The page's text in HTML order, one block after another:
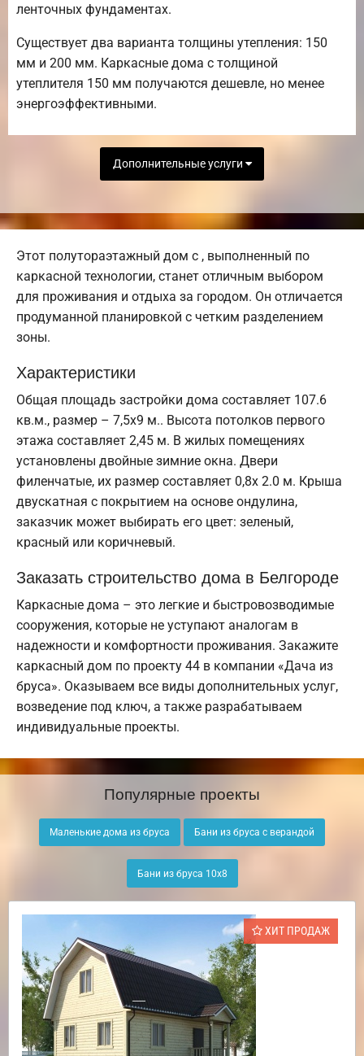
ленточных фундаментах.
Существует два варианта толщины утепления: 150
мм и 200 мм. Каркасные дома с толщиной
утеплителя 150 мм получаются дешевле, но менее
энергоэффективными.
Дополнительные услуги
Этот полутораэтажный дом с , выполненный по
каркасной технологии, станет отличным выбором
для проживания и отдыха за городом. Он отличается
продуманной планировкой с четким разделением
зоны.
Характеристики
Общая площадь застройки дома составляет 107.6
кв.м., размер – 7,5х9 м.. Высота потолков первого
этажа составляет 2,45 м. В жилых помещениях
установлены двойные зимние окна. Двери
филенчатые, их размер составляет 0,8x 2.0 м. Крыша
двускатная с покрытием на основе ондулина,
заказчик может выбирать его цвет: зеленый,
красный или коричневый.
Заказать строительство дома в Белгороде
Каркасные дома – это легкие и быстровозводимые
сооружения, которые не уступают аналогам в
надежности и комфортности проживания. Закажите
каркасный дом по проекту 44 в компании «Дача из
бруса». Оказываем все виды дополнительных услуг,
возведение под ключ, а также разрабатываем
индивидуальные проекты.
Популярные проекты
Маленькие дома из бруса Бани из бруса с верандой
Бани из бруса 10х8
ХИТ ПРОДАЖ